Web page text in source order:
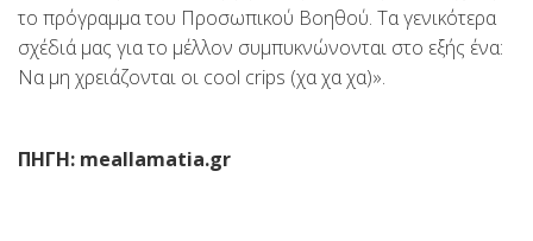
το πρόγραμμα του Προσωπικού Βοηθού. Τα γενικότερα
σχέδιά μας για το μέλλον συμπυκνώνονται στο εξής ένα:
Να μη χρειάζονται οι cool crips (χα χα χα)».
ΠΗΓΗ: meallamatia.gr